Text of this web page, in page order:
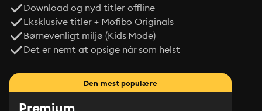
Download og nyd titler offline
Eksklusive titler + Mofibo Originals
Børnevenligt miljø (Kids Mode)
Det er nemt at opsige når som helst
Den mest populære